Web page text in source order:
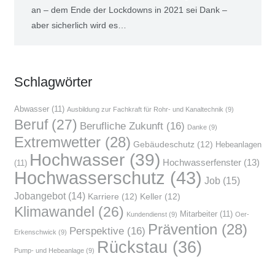
an – dem Ende der Lock­downs in 2021 sei Dank –
aber sicher­lich wird es…
Schlag­wör­ter
Abwasser(11) Ausbildung zur Fachkraft für Rohr- und Kanaltechnik (9)
Beruf(27) Berufliche Zukunft(16) Danke(9)
Extremwetter(28) Gebäudeschutz(12) Hebeanlagen
(11) Hochwasser(39) Hochwasserfenster(13)
Hochwasserschutz (43) Job(15)
Jobangebot(14) Karriere (12) Keller(12)
Klimawandel (26) Kundendienst(9) Mitarbeiter(11) Oer-
Erkenschwick (9) Perspektive(16) Prävention (28)
Pump- und Hebeanlage(9) Rückstau (36)